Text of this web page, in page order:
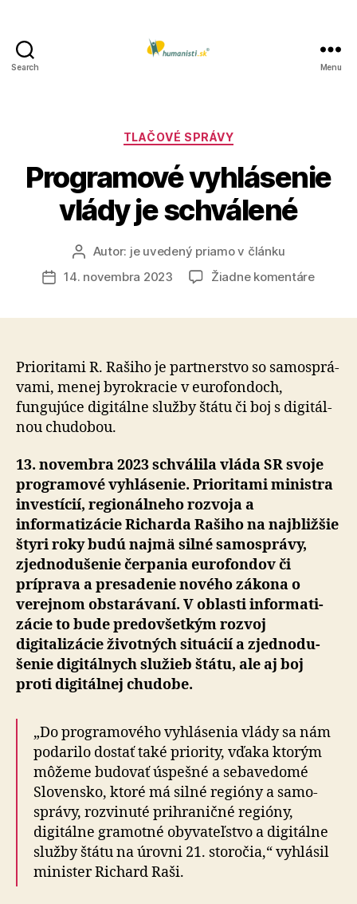
Search Menu
Kategórie
TLAČOVÉ SPRÁVY
Programové vyhlásenie
vlády je schválené
AutorAutor: je uvedený priamo v článku
Dátum
14. novembra 2023 Žiadne komentárena
Prioritami R. Rašiho je partnerstvo so samo­sprá­
vami, menej byrokracie v euro­fondoch,
fungujúce digitálne služby štátu či boj s digi­tál­
nou chudobou.
13. novembra 2023 schválila vláda SR svoje
programové vyhlásenie. Prioritami ministra
investícií, regionálneho rozvoja a
informatizácie Richarda Rašiho na naj­bližšie
štyri roky budú najmä silné samo­správy,
zjedno­du­šenie čerpania euro­fondov či
príprava a presadenie nového zákona o
verejnom obstarávaní. V oblasti infor­ma­ti­
zácie to bude pre­do­všetkým rozvoj
digitalizácie životných situácií a zjed­no­du­
šenie digitálnych služieb štátu, ale aj boj
proti digitálnej chudobe.
„Do programového vyhlásenia vlády sa nám
podarilo dostať také priority, vďaka ktorým
môžeme budovať úspešné a sebavedomé
Slovensko, ktoré má silné regióny a samo­
správy, rozvinuté prihraničné regióny,
digitálne gramotné obyvateľstvo a digitálne
služby štátu na úrovni 21. storočia,“ vyhlásil
minister Richard Raši.